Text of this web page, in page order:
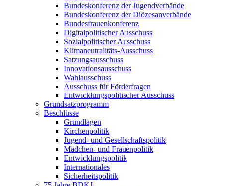
Bundeskonferenz der Jugendverbände
Bundeskonferenz der Diözesanverbände
Bundesfrauenkonferenz
Digitalpolitischer Ausschuss
Sozialpolitischer Ausschuss
Klimaneutralitäts-Ausschuss
Satzungsausschuss
Innovationsausschuss
Wahlausschuss
Ausschuss für Förderfragen
Entwicklungspolitischer Ausschuss
Grundsatzprogramm
Beschlüsse
Grundlagen
Kirchenpolitik
Jugend- und Gesellschaftspolitik
Mädchen- und Frauenpolitik
Entwicklungspolitik
Internationales
Sicherheitspolitik